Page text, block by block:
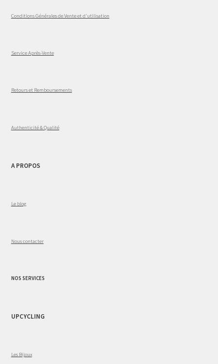
Conditions Générales de Vente et d'utilisation
Service Après-Vente
Retours et Remboursements
Authenticité & Qualité
A PROPOS
Le blog
Nous contacter
NOS SERVICES
UPCYCLING
Les Bijoux